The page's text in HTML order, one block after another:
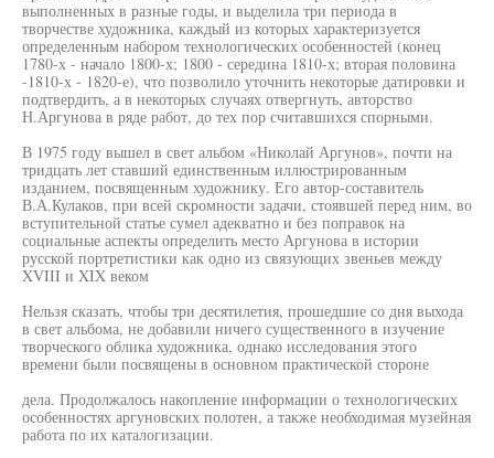
выполненных в разные годы, и выделила три периода в
творчестве художника, каждый из которых характеризуется
определенным набором технологических особенностей (конец
1780-х - начало 1800-х; 1800 - середина 1810-х; вторая половина
-1810-х - 1820-е), что позволило уточнить некоторые датировки и
подтвердить, а в некоторых случаях отвергнуть, авторство
Н.Аргунова в ряде работ, до тех пор считавшихся спорными.
В 1975 году вышел в свет альбом «Николай Аргунов», почти на
тридцать лет ставший единственным иллюстрированным
изданием, посвященным художнику. Его автор-составитель
В.А.Кулаков, при всей скромности задачи, стоявшей перед ним, во
вступительной статье сумел адекватно и без поправок на
социальные аспекты определить место Аргунова в истории
русской портретистики как одно из связующих звеньев между
XVIII и XIX веком
Нельзя сказать, чтобы три десятилетия, прошедшие со дня выхода
в свет альбома, не добавили ничего существенного в изучение
творческого облика художника, однако исследования этого
времени были посвящены в основном практической стороне
дела. Продолжалось накопление информации о технологических
особенностях аргуновских полотен, а также необходимая музейная
работа по их каталогизации.